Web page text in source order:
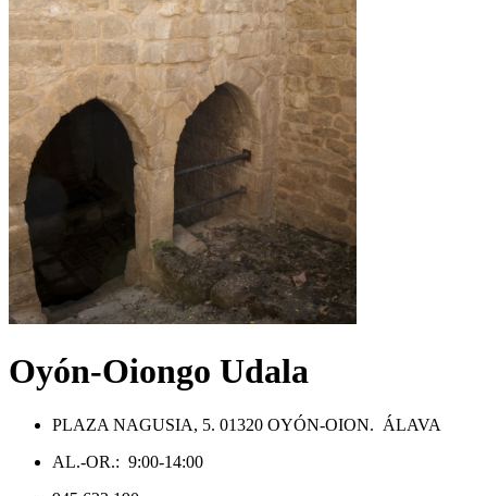
Oyón-Oiongo Udala
PLAZA NAGUSIA, 5. 01320 OYÓN-OION. ÁLAVA
AL.-OR.: 9:00-14:00